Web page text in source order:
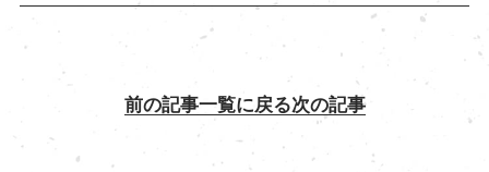
前の記事一覧に戻る次の記事